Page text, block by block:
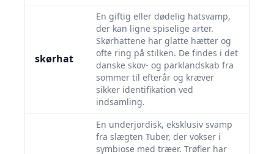
skørhat
En giftig eller dødelig hatsvamp,
der kan ligne spiselige arter.
Skørhattene har glatte hætter og
ofte ring på stilken. De findes i det
danske skov- og parklandskab fra
sommer til efterår og kræver
sikker identifikation ved
indsamling.
En underjordisk, eksklusiv svamp
fra slægten Tuber, der vokser i
symbiose med træer. Trøfler har